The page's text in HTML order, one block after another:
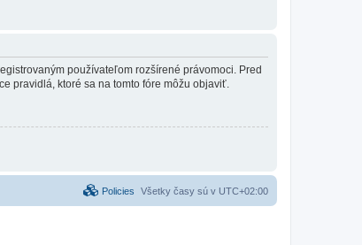
používateľom rozšírené právomoci. Pred
pravidlá, ktoré sa na tomto fóre môžu objaviť.
Všetky časy sú v UTC+02:00
Policies